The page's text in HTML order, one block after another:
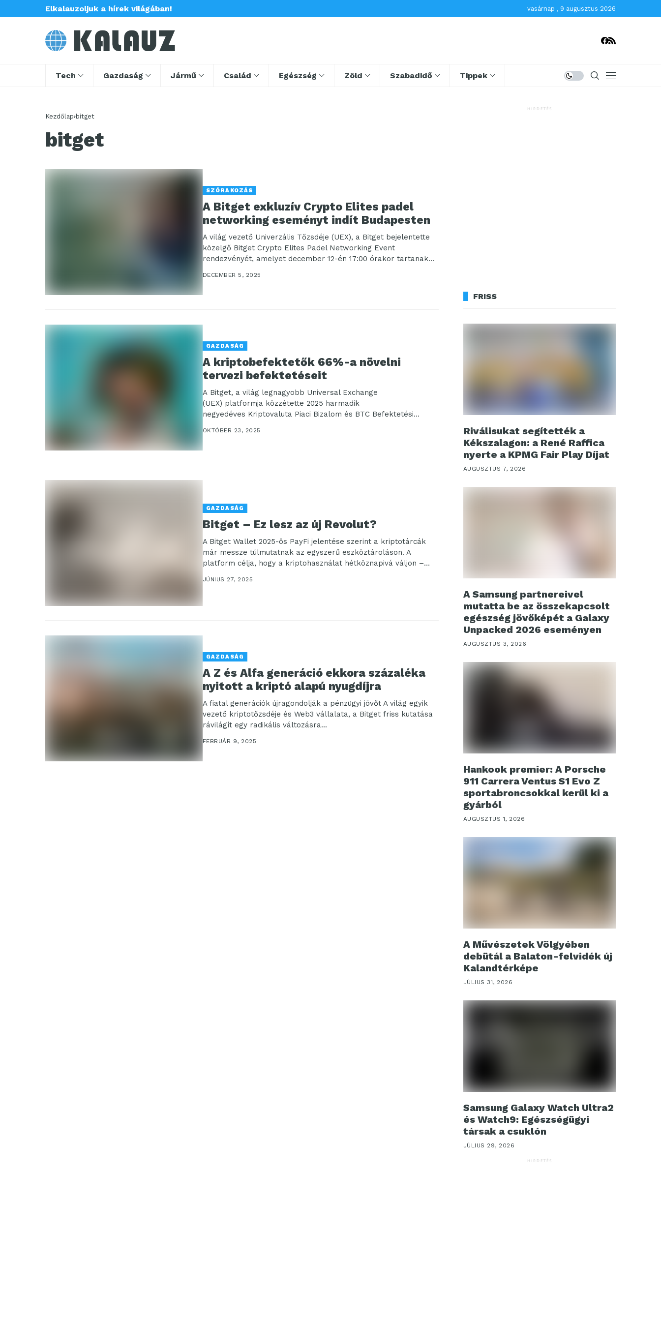
Elkalauzoljuk a hírek világában! vasárnap , 9 augusztus 2026
Tech Gazdaság Jármű Család Egészség Zöld Szabadidő Tippek
Kezdőlap bitget
bitget
SZÓRAKOZÁS
A Bitget exkluzív Crypto Elites padel
networking eseményt indít Budapesten
A világ vezető Univerzális Tőzsdéje (UEX), a Bitget bejelentette
közelgő Bitget Crypto Elites Padel Networking Event
rendezvényét, amelyet december 12-én 17:00 órakor tartanak...
DECEMBER 5, 2025
GAZDASÁG
A kriptobefektetők 66%-a növelni
tervezi befektetéseit
A Bitget, a világ legnagyobb Universal Exchange
(UEX) platformja közzétette 2025 harmadik
negyedéves Kriptovaluta Piaci Bizalom és BTC Befektetési
Trendjelentését, amely a makrogazdasági bizonytalanság
ellenére is tartós...
OKTÓBER 23, 2025
GAZDASÁG
Bitget – Ez lesz az új Revolut?
A Bitget Wallet 2025-ös PayFi jelentése szerint a kriptotárcák
már messze túlmutatnak az egyszerű eszköztároláson. A
platform célja, hogy a kriptohasználat hétköznapivá váljon –
JÚNIUS 27, 2025
GAZDASÁG
A Z és Alfa generáció ekkora százaléka
nyitott a kriptó alapú nyugdíjra
A fiatal generációk újragondolják a pénzügyi jövőt A világ egyik
vezető kriptotőzsdéje és Web3 vállalata, a Bitget friss kutatása
rávilágít egy radikális változásra...
FEBRUÁR 9, 2025
HIRDETÉS
FRISS
Riválisukat segítették a
Kékszalagon: a René Raffica
nyerte a KPMG Fair Play Díjat
AUGUSZTUS 7, 2026
A Samsung partnereivel
mutatta be az összekapcsolt
egészség jövőképét a Galaxy
Unpacked 2026 eseményen
AUGUSZTUS 3, 2026
Hankook premier: A Porsche
911 Carrera Ventus S1 Evo Z
sportabroncsokkal kerül ki a
gyárból
AUGUSZTUS 1, 2026
A Művészetek Völgyében
debütál a Balaton-felvidék új
Kalandtérképe
JÚLIUS 31, 2026
Samsung Galaxy Watch Ultra2
és Watch9: Egészségügyi
társak a csuklón
JÚLIUS 29, 2026
HIRDETÉS